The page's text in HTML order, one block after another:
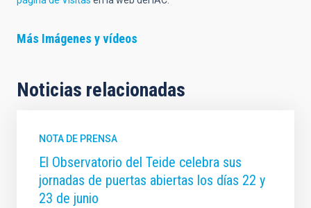
Más Imágenes y vídeos
Noticias relacionadas
NOTA DE PRENSA
El Observatorio del Teide celebra sus
jornadas de puertas abiertas los días 22 y
23 de junio